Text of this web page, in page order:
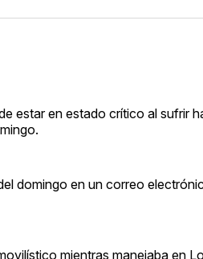
estar en estado crítico al sufrir
domingo en un correo
mientras manejaba en